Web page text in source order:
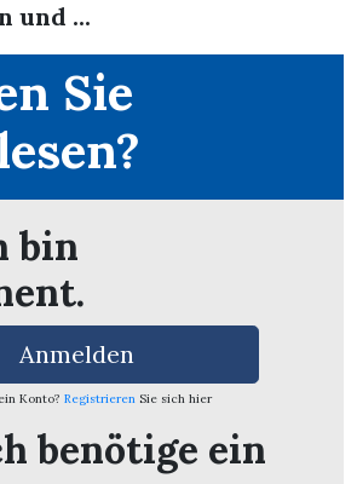
und ...
Sie
bin
Anmelden
Konto? Registrieren Sie sich hier
benötige ein